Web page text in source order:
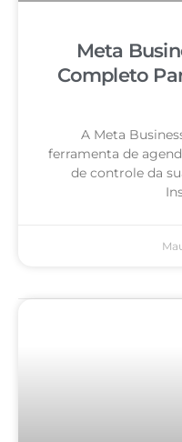
Meta
Completo
A Meta
ferramenta de
de controle da